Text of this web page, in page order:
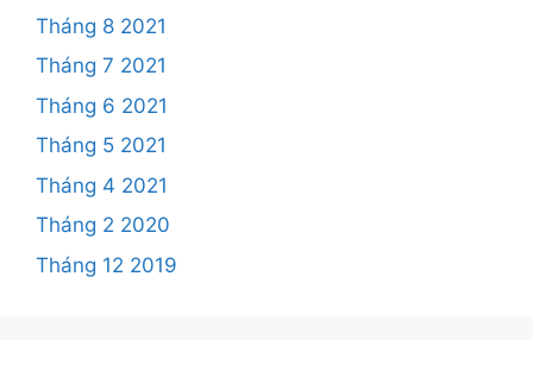
Tháng 8 2021
Tháng 7 2021
Tháng 6 2021
Tháng 5 2021
Tháng 4 2021
Tháng 2 2020
Tháng 12 2019